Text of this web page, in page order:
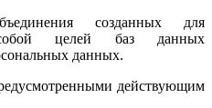
созданных для
целей баз данных
данных.
действующим